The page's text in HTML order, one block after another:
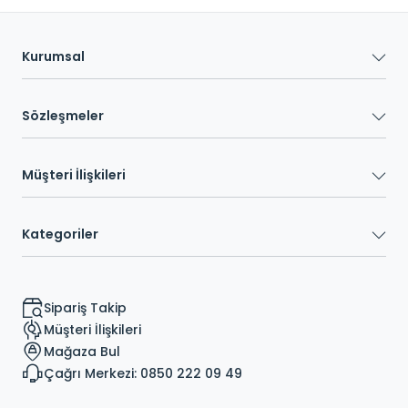
Kurumsal
Sözleşmeler
Müşteri İlişkileri
Kategoriler
Sipariş Takip
Müşteri İlişkileri
Mağaza Bul
Çağrı Merkezi: 0850 222 09 49